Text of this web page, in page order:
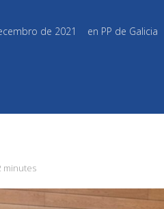
de 2021 en PP de Galicia
minutes